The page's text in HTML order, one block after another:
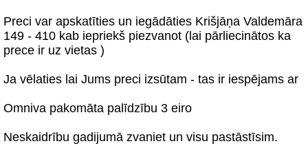
Preci var apskatīties un iegādāties Krišjāņa Valdemāra
149 - 410 kab iepriekš piezvanot (lai pārliecinātos ka
prece ir uz vietas )
Ja vēlaties lai Jums preci izsūtam - tas ir iespējams ar
Omniva pakomāta palīdzību 3 eiro
Neskaidrību gadijumā zvaniet un visu pastāstīsim.